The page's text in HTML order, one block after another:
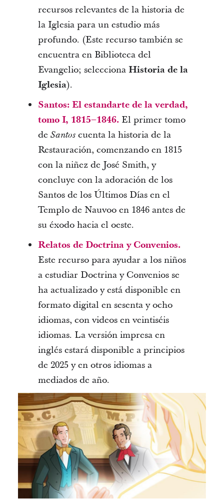
recursos relevantes de la historia de
la Iglesia para un estudio más
profundo. (Este recurso también se
encuentra en Biblioteca del
Evangelio; selecciona Historia de la
Iglesia).
Santos: El estandarte de la verdad,
tomo I, 1815–1846. El primer tomo
de Santoscuenta la historia de la
Restauración, comenzando en 1815
con la niñez de José Smith, y
concluye con la adoración de los
Santos de los Últimos Días en el
Templo de Nauvoo en 1846 antes de
su éxodo hacia el oeste.
Relatos de Doctrina y Convenios.
Este recurso para ayudar a los niños
a estudiar Doctrina y Convenios se
ha actualizado y está disponible en
formato digital en sesenta y ocho
idiomas, con videos en veintiséis
idiomas. La versión impresa en
inglés estará disponible a principios
de 2025 y en otros idiomas a
mediados de año.